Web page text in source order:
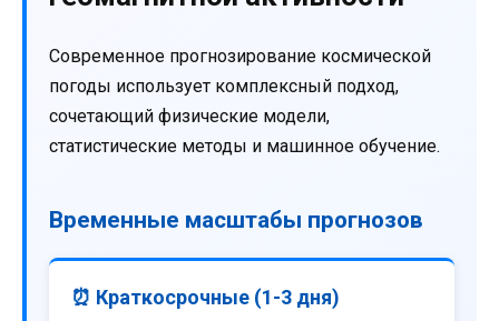
Современное прогнозирование космической
погоды использует комплексный подход,
сочетающий физические модели,
статистические методы и машинное обучение.
Временные масштабы прогнозов
⏰ Краткосрочные (1-3 дня)